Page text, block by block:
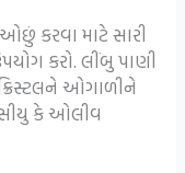
કરવા માટે સારી
કરો. લીંબુ પાણી
ઓગાળીને
કે ઓલીવ